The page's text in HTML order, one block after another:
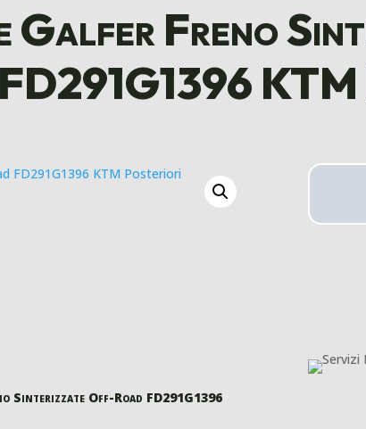
Galfer Freno
FD291G1396
Sinterizzate Off-Road FD291G1396